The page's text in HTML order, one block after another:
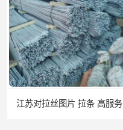
江苏对拉丝图片 拉条 高服务